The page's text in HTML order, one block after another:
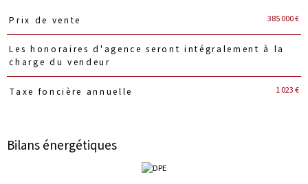
Caractéristiques Valeurs
Prix de vente 385 000 €
Les honoraires d'agence seront intégralement à la
charge du vendeur
Taxe foncière annuelle 1 023 €
Bilans énergétiques